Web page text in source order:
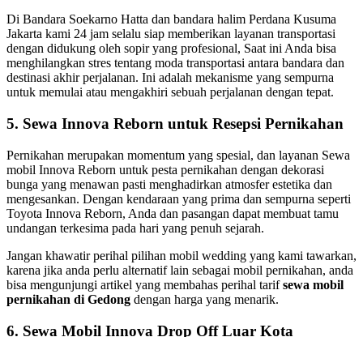
Di Bandara Soekarno Hatta dan bandara halim Perdana Kusuma
Jakarta kami 24 jam selalu siap memberikan layanan transportasi
dengan didukung oleh sopir yang profesional, Saat ini Anda bisa
menghilangkan stres tentang moda transportasi antara bandara dan
destinasi akhir perjalanan. Ini adalah mekanisme yang sempurna
untuk memulai atau mengakhiri sebuah perjalanan dengan tepat.
5. Sewa Innova Reborn untuk Resepsi Pernikahan
Pernikahan merupakan momentum yang spesial, dan layanan Sewa
mobil Innova Reborn untuk pesta pernikahan dengan dekorasi
bunga yang menawan pasti menghadirkan atmosfer estetika dan
mengesankan. Dengan kendaraan yang prima dan sempurna seperti
Toyota Innova Reborn, Anda dan pasangan dapat membuat tamu
undangan terkesima pada hari yang penuh sejarah.
Jangan khawatir perihal pilihan mobil wedding yang kami tawarkan,
karena jika anda perlu alternatif lain sebagai mobil pernikahan, anda
bisa mengunjungi artikel yang membahas perihal tarifsewa mobil
pernikahan di Gedong dengan harga yang menarik.
6. Sewa Mobil Innova Drop Off Luar Kota